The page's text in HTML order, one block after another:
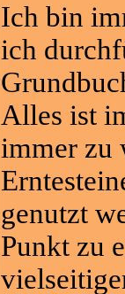
Ich bin
ich
Alles ist
immer zu
genutzt
Punkt zu